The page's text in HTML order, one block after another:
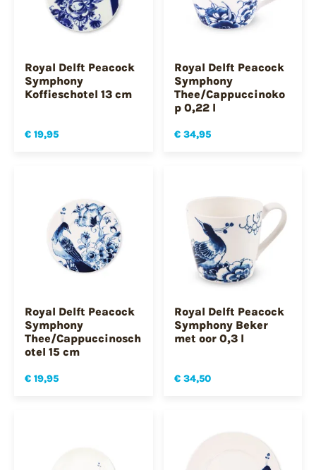
Royal Delft Peacock
Symphony
Koffieschotel 13 cm
€ 19,95
Royal Delft Peacock
Symphony
Thee/Cappuccinoko
p 0,22 l
€ 34,95
Royal Delft Peacock
Symphony
Thee/Cappuccinosch
otel 15 cm
€ 19,95
Royal Delft Peacock
Symphony Beker
met oor 0,3 l
€ 34,50